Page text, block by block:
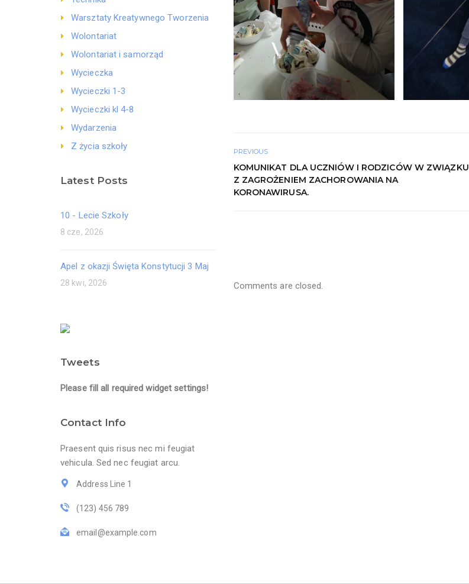
Warsztaty Kreatywnego Tworzenia
Wolontariat
Wolontariat i samorząd
Wycieczka
Wycieczki 1-3
Wycieczki kl 4-8
Wydarzenia
Z życia szkoły
Latest Posts
10 - Lecie Szkoły
8 cze, 2026
Apel z okazji Święta Konstytucji 3 Maj
28 kwi, 2026
Tweets
Please fill all required widget settings!
Contact Info
Praesent quis risus nec mi feugiat
vehicula. Sed nec feugiat arcu.
Address Line 1
(123) 456 789
email@example.com
PREVIOUS
KOMUNIKAT DLA UCZNIÓW I RODZICÓW W ZWIĄZKU
Z ZAGROŻENIEM ZACHOROWANIA NA
KORONAWIRUSA.
Comments are closed.